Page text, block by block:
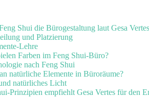
Shui die Bürogestaltung laut Gesa
und Platzierung
Lehre
Farben im Feng Shui-Büro?
nach Feng Shui
natürliche Elemente in Büroräume?
natürliches Licht
Prinzipien empfiehlt Gesa Vertes für den